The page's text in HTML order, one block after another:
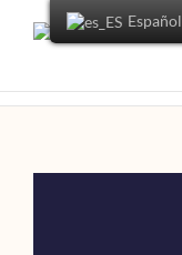
Español